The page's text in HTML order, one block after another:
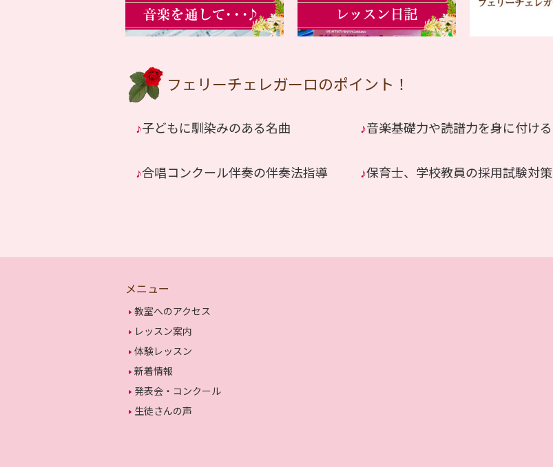
フェリーチェレガーロのポイント！
♪子どもに馴染みのある名曲 ♪音楽基礎力や読譜力を身に付ける
♪合唱コンクール伴奏の伴奏法指導 ♪保育士、学校教員の採用試験対策
メニュー
教室へのアクセス
レッスン案内
体験レッスン
新着情報
発表会・コンクール
生徒さんの声